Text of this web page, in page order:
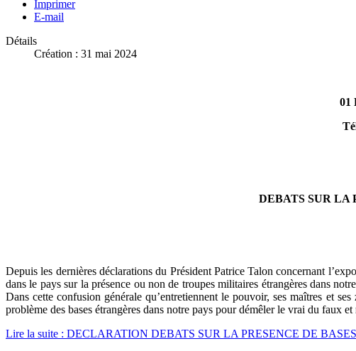
Imprimer
E-mail
Détails
Création : 31 mai 2024
01
DEBATS SUR LA
Depuis les dernières déclarations du Président Patrice Talon concernant
dans le pays sur la présence ou non de troupes militaires étrangères dans
Dans cette confusion générale qu’entretiennent le pouvoir, ses maîtres et
problème des bases étrangères dans notre pays pour démêler le vrai du faux
Lire la suite : DECLARATION DEBATS SUR LA PRESENCE DE